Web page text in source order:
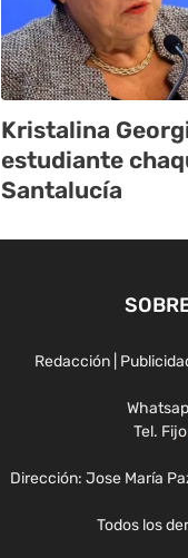
Kristalina
estudiante
Santalucía
Redacción |
Tel.
Dirección: Jose María
Todos los